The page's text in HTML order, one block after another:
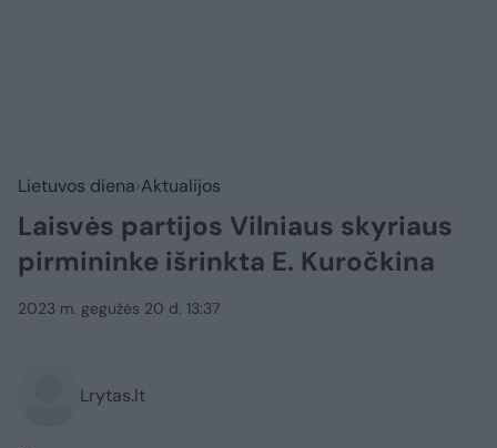
Lietuvos diena Aktualijos
Laisvės partijos Vilniaus skyriaus
pirmininke išrinkta E. Kuročkina
2023 m. gegužės 20 d. 13:37
Lrytas.lt